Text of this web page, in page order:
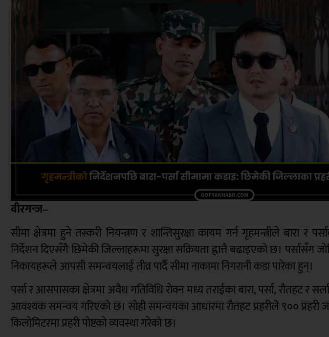
वीरगन्ज–
सीमा क्षेत्रमा हुने तस्करी नियन्त्रण र शान्तिसुरक्षा कायम गर्न गृहमन्त्रीले बारा र
निर्देशन दिएसँगै छिमेकी जिल्लाहरूमा सुरक्षा सक्रियता ह्वात्तै बढाइएको छ। पर्सासँग
निकायहरूले आपसी समन्वयलाई तीव्र पार्दै सीमा नाकामा निगरानी कडा पारेका हुन्।
पर्सा र आसपासका क्षेत्रमा अवैध गतिविधि रोक्न मध्य तराईका बारा, पर्सा, रौतहट र
आवश्यक समन्वय गरिएको छ। सोही समन्वयका आधारमा रौतहट प्रहरीले ९०० प्रहरी
किलोमिटरमा प्रहरी पोष्टको व्यवस्था गरेको छ।